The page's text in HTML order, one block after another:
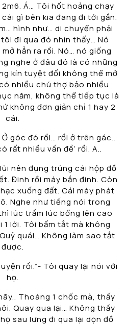
2m6. Á… Tôi hốt hoảng chạy
gì bên kia đang đi tới gần.
hình như… di chuyển phải
đi qua đó nhìn thấy… Nó
hẳn ra rồi. Nó… nó giống
nghe ở đâu đó là có những
kín tuyệt đối không thể mở
nhiều chú thợ bảo nhiều
năm, không thể tiếp tục là
không đơn giản chỉ 1 hay 2
cái.
góc đó rồi… rồi ở trên gác..
rất nhiều vấn đề’ rồi. A..
nên đụng trúng cái hộp đồ
Đinh rồi máy bắn đinh. Còn
xuống đất. Cái máy phát
Nghe như tiếng nói trong
lúc trầm lúc bổng lên cao
lời. Tôi bấm tắt mà không
quái… Không làm sao tắt
được.
rồi.”- Tôi quay lại nói với
họ.
Thoáng 1 chốc mà, thấy
Quay qua lại… Không thấy
sau lưng đi qua lại dọn đồ